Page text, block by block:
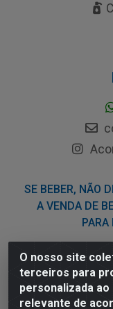
O nosso site
terceiros para
personalizada
relevante de
SE BEBER, NÃO
A VENDA DE
PARA
Nordil
Sesi -